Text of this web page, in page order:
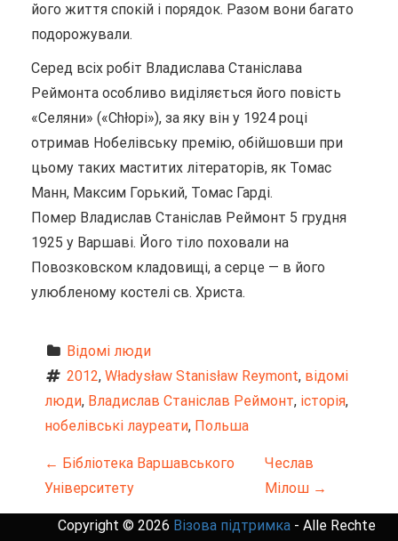
його життя спокій і порядок. Разом вони багато
подорожували.
Серед всіх робіт Владислава Станіслава
Реймонта особливо виділяється його повість
«Селяни» («Chłopi»), за яку він у 1924 році
отримав Нобелівську премію, обійшовши при
цьому таких маститих літераторів, як Томас
Манн, Максим Горький, Томас Гарді.
Помер Владислав Станіслав Реймонт 5 грудня
1925 у Варшаві. Його тіло поховали на
Повозковском кладовищі, а серце — в його
улюбленому костелі св. Христа.
Відомі люди
2012, Władysław Stanisław Reymont, відомі
люди, Владислав Станіслав Реймонт, історія
нобелівські лауреати, Польша
Н
а
← Бібліотека Варшавського
Університету
Чеслав
Мілош →
Copyright © 2026 Візова підтримка - Alle Rechte